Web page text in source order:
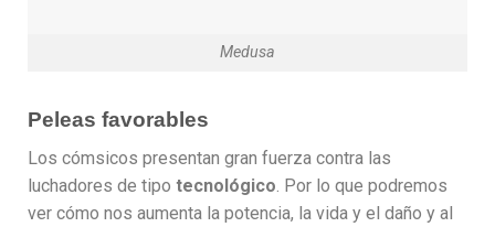
Medusa
Peleas favorables
Los cómsicos presentan gran fuerza contra las
luchadores de tipo tecnológico . Por lo que podremos
ver cómo nos aumenta la potencia, la vida y el daño y al